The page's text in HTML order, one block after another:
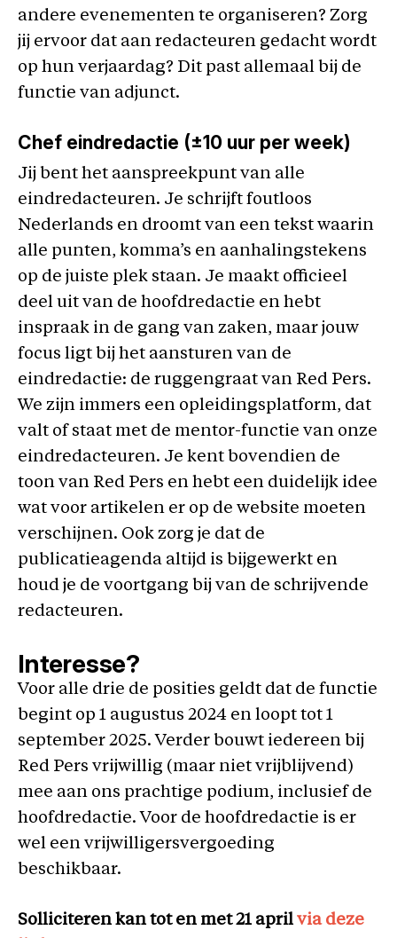
andere evenementen te organiseren? Zorg
jij ervoor dat aan redacteuren gedacht wordt
op hun verjaardag? Dit past allemaal bij de
functie van adjunct.
Chef eindredactie (±10 uur per week)
Jij bent het aanspreekpunt van alle
eindredacteuren. Je schrijft foutloos
Nederlands en droomt van een tekst waarin
alle punten, komma’s en aanhalingstekens
op de juiste plek staan. Je maakt officieel
deel uit van de hoofdredactie en hebt
inspraak in de gang van zaken, maar jouw
focus ligt bij het aansturen van de
eindredactie: de ruggengraat van Red Pers.
We zijn immers een opleidingsplatform, dat
valt of staat met de mentor-functie van onze
eindredacteuren. Je kent bovendien de
toon van Red Pers en hebt een duidelijk idee
wat voor artikelen er op de website moeten
verschijnen. Ook zorg je dat de
publicatieagenda altijd is bijgewerkt en
houd je de voortgang bij van de schrijvende
redacteuren.
Interesse?
Voor alle drie de posities geldt dat de functie
begint op 1 augustus 2024 en loopt tot 1
september 2025. Verder bouwt iedereen bij
Red Pers vrijwillig (maar niet vrijblijvend)
mee aan ons prachtige podium, inclusief de
hoofdredactie. Voor de hoofdredactie is er
wel een vrijwilligersvergoeding
beschikbaar.
Solliciteren kan tot en met 21 april via deze